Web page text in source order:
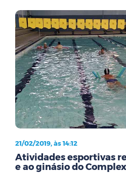
21/02/2019, às 14:12
Atividades esportivas
e ao ginásio do